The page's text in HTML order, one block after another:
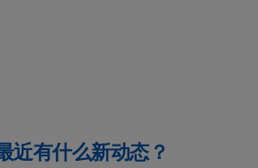
近有什么新动态？